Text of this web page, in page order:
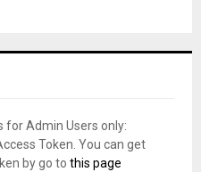
for Admin Users only:
Token. You can get
by go to this page